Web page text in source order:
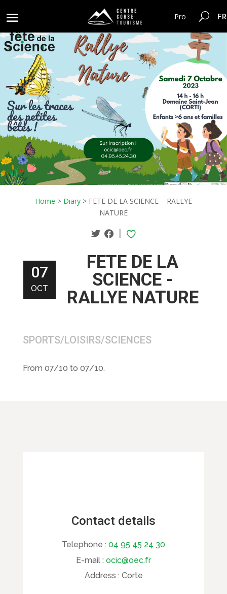
Pro
Home > Diary> FETE DE LA SCIENCE – RALLYE
NATURE
|
07
OCT
FETE DE LA
SCIENCE -
RALLYE NATURE
SPORTS/LOISIRS/SCIENCES
From 07/10 to 07/10.
Contact details
Telephone : 04 95 45 24 30
E-mail : ocic@oec.fr
Address : Corte